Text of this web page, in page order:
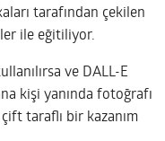
tarafından çekilen
ile eğitiliyor.
ve DALL-E
kişi yanında fotoğrafı
taraflı bir kazanım